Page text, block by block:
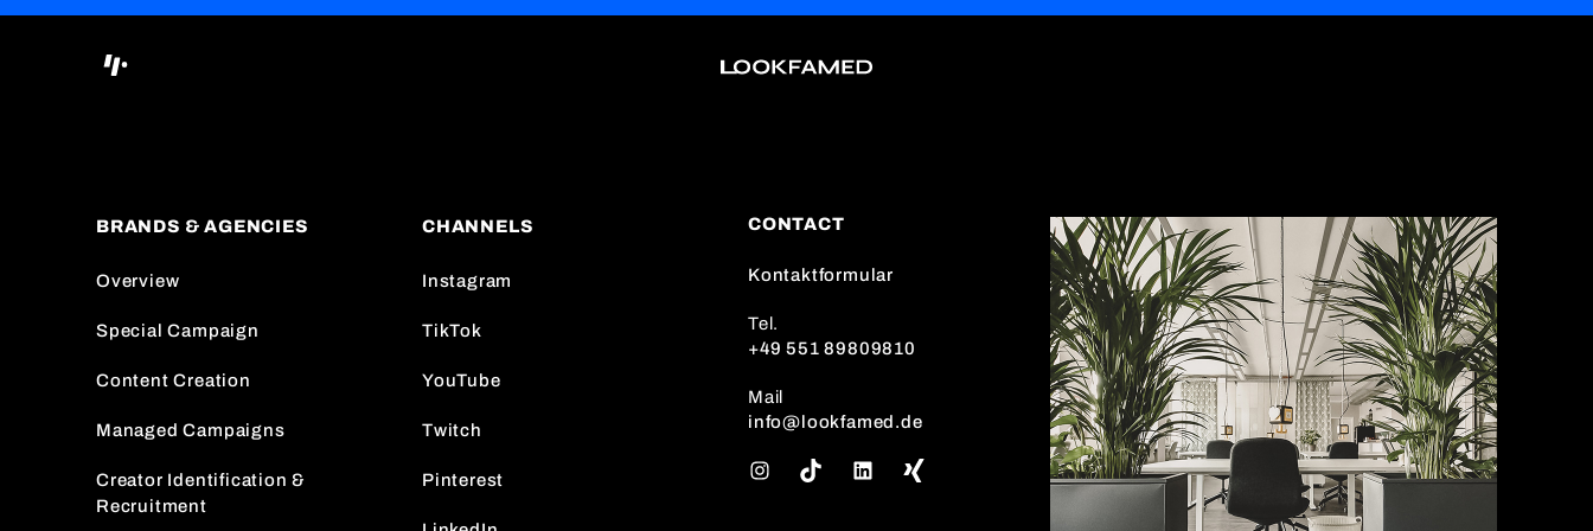
BRANDS & AGENCIES
Overview
Special Campaign
Content Creation
Managed Campaigns
Creator Identification &
Recruitment
CHANNELS
Instagram
TikTok
YouTube
Twitch
Pinterest
CONTACT
Kontaktformular
Tel.
+49 551 89809810
Mail
info@lookfamed.de